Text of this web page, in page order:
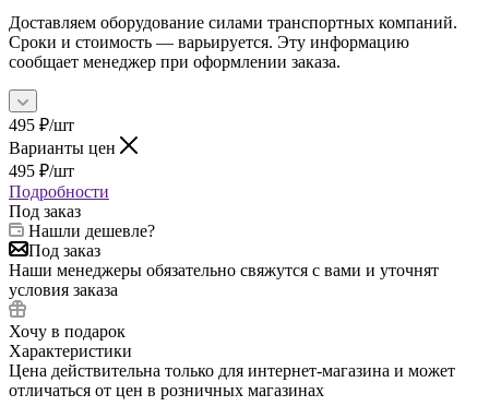
Доставляем оборудование силами транспортных компаний.
Сроки и стоимость — варьируется. Эту информацию
сообщает менеджер при оформлении заказа.
495 ₽/шт
Варианты цен
495 ₽/шт
Подробности
Под заказ
Нашли дешевле?
Под заказ
Наши менеджеры обязательно свяжутся с вами и уточнят
условия заказа
Хочу в подарок
Характеристики
Цена действительна только для интернет-магазина и может
отличаться от цен в розничных магазинах